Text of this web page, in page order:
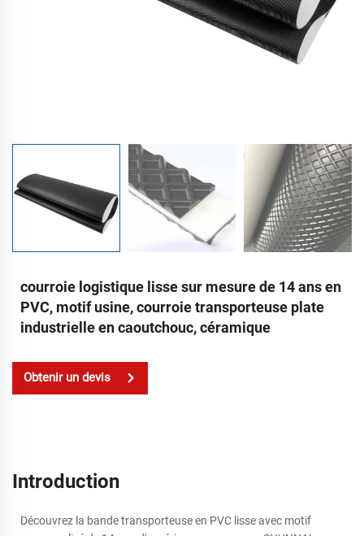
courroie logistique lisse sur mesure de 14 ans en
PVC, motif usine, courroie transporteuse plate
industrielle en caoutchouc, céramique
Obtenir un devis
Introduction
Découvrez la bande transporteuse en PVC lisse avec motif